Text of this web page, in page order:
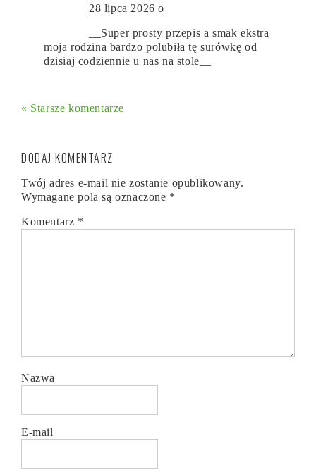
28 lipca 2026 o
__Super prosty przepis a smak ekstra
moja rodzina bardzo polubiła tę surówkę od
dzisiaj codziennie u nas na stole__
« Starsze komentarze
DODAJ KOMENTARZ
Twój adres e-mail nie zostanie opublikowany.
Wymagane pola są oznaczone *
Komentarz *
Nazwa
E-mail